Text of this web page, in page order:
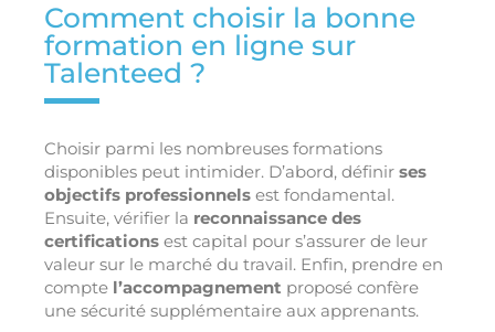
Comment choisir la bonne
formation en ligne sur
Talenteed ?
Choisir parmi les nombreuses formations
disponibles peut intimider. D’abord, définir ses
objectifs professionnels est fondamental.
Ensuite, vérifier la reconnaissance des
certifications est capital pour s’assurer de leur
valeur sur le marché du travail. Enfin, prendre en
compte l’accompagnement proposé confère
une sécurité supplémentaire aux apprenants.